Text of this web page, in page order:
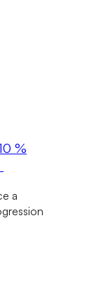
%
a